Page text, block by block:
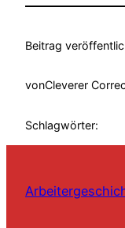
Beitrag
vonCleverer
Schlagwörter: